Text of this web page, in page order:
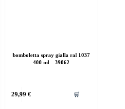
bomboletta spray gialla ral 1037
400 ml – 39062
29,99 € 🛒